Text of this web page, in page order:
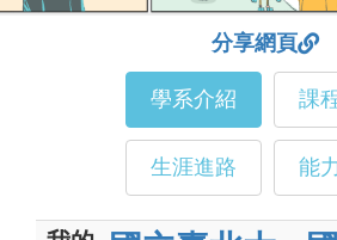
ColleGo! 大學選才與高中育才輔助系統
分享網頁
學系介紹 課
生涯進路 能